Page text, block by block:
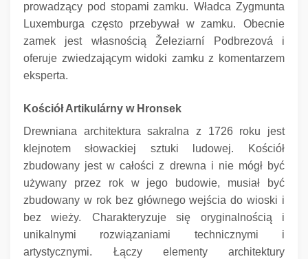
prowadzący pod stopami zamku. Władca Zygmunta
Luxemburga często przebywał w zamku.
Obecnie
zamek jest własnością Železiarní Podbrezová i
oferuje zwiedzającym widoki zamku z komentarzem
eksperta.
Kościół Artikulárny w Hronsek
Drewniana architektura sakralna z 1726 roku jest
klejnotem słowackiej sztuki ludowej.
Kościół
zbudowany jest w całości z drewna i nie mógł być
używany przez rok w jego budowie, musiał być
zbudowany w rok bez głównego wejścia do wioski i
bez wieży.
Charakteryzuje się oryginalnością i
unikalnymi rozwiązaniami technicznymi i
artystycznymi.
Łączy elementy architektury